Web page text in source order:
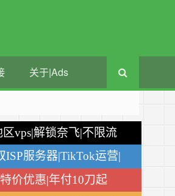
关于|Ads
区vps|解锁奈飞|不限流
量
ISP服务器|TikTok运营|
月付$2.84
价优惠|年付10刀起